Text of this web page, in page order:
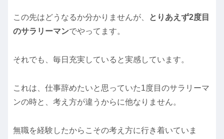
この先はどうなるか分かりませんが、
とりあえず2度目
のサラリーマンでやってます。
それでも、毎日充実していると実感しています。
これは、仕事辞めたいと思っていた1度目のサラリーマ
ンの時と、考え方が違うからに他なりません。
無職を経験したからこその考え方に行き着いていま